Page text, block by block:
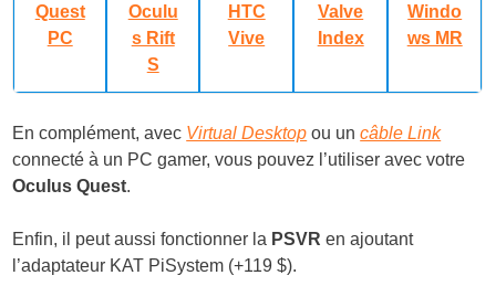
Quest
PC
Oculu
s Rift
S
HTC
Vive
Valve
Index
Windo
ws MR
En complément, avec Virtual Desktop ou uncâble Link
connecté à un PC gamer, vous pouvez l’utiliser avec votre
Oculus Quest.
Enfin, il peut aussi fonctionner la PSVR en ajoutant
l’adaptateur KAT PiSystem (+119 $).